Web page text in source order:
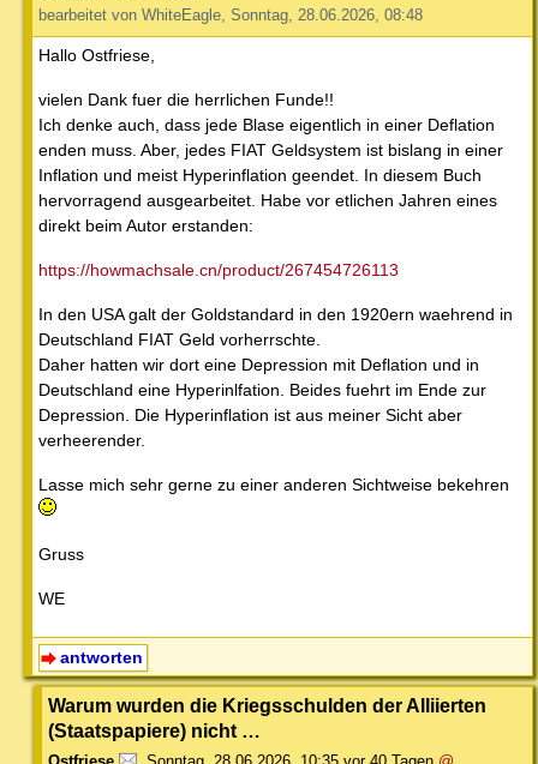
bearbeitet von WhiteEagle, Sonntag, 28.06.2026, 08:48
Hallo Ostfriese,
vielen Dank fuer die herrlichen Funde!!
Ich denke auch, dass jede Blase eigentlich in einer Deflation
enden muss. Aber, jedes FIAT Geldsystem ist bislang in einer
Inflation und meist Hyperinflation geendet. In diesem Buch
hervorragend ausgearbeitet. Habe vor etlichen Jahren eines
direkt beim Autor erstanden:
https://howmachsale.cn/product/267454726113
In den USA galt der Goldstandard in den 1920ern waehrend in
Deutschland FIAT Geld vorherrschte.
Daher hatten wir dort eine Depression mit Deflation und in
Deutschland eine Hyperinlfation. Beides fuehrt im Ende zur
Depression. Die Hyperinflation ist aus meiner Sicht aber
verheerender.
Lasse mich sehr gerne zu einer anderen Sichtweise bekehren
Gruss
WE
antworten
Warum wurden die Kriegsschulden der Alliierten
(Staatspapiere) nicht …